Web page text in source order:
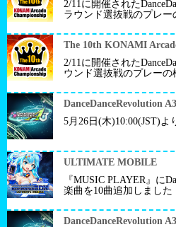
2/11に開催された
ラウンド選抜戦のプレー
The 10th KONAMI
2/11に開催された
ウンド選抜戦のプレーの
DanceDanceRevolution A3
5月26日(木)10:00(JST)よ
ULTIMATE MOBILE
『MUSIC PLAYER』に
楽曲を10曲追加しました
DanceDanceRevolution A3